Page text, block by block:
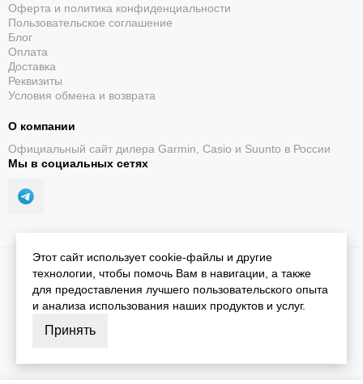
Оферта и политика конфиденциальности
Пользовательское соглашение
Блог
Оплата
Доставка
Реквизиты
Условия обмена и возврата
О компании
Официальный сайт дилера Garmin, Casio и Suunto в России
Мы в социальных сетях
2026 © iGarmin.Карта сайта
Этот сайт использует cookie-файлы и другие
технологии, чтобы помочь Вам в навигации, а также
для предоставления лучшего пользовательского опыта
и анализа использования наших продуктов и услуг.
Принять